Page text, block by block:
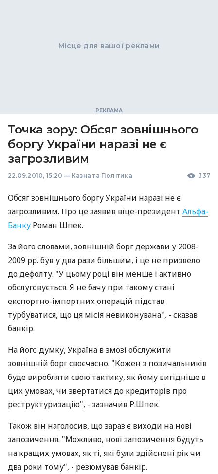
Місце для вашої реклами
Точка зору: Обсяг зовнішнього
боргу України наразі не є
загрозливим
22.09.2010, 15:20 — Казна та Політика 337
Обсяг зовнішнього боргу України наразі не є
загрозливим. Про це заявив віце-президент Альфа-
Банку Роман Шпек.
За його словами, зовнішній борг держави у 2008-
2009 рр. був у два рази більшим, і це не призвело
до дефолту. "У цьому році він менше і активно
обслуговується. Я не бачу при такому стані
експортно-імпортних операцій підстав
турбуватися, що ця місія невиконувана", - сказав
банкір.
На його думку, Україна в змозі обслужити
зовнішній борг своєчасно. "Кожен з позичальників
буде виробляти свою тактику, як йому вигідніше в
цих умовах, чи звертатися до кредиторів про
реструктуризацію", - зазначив Р.Шпек.
Також він наголосив, що зараз є виходи на нові
запозичення. "Можливо, нові запозичення будуть
на кращих умовах, як ті, які були здійснені рік чи
два роки тому", - резюмував банкір.